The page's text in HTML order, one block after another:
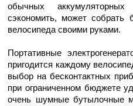
обычных
сэкономить, может собрать
велосипеда своими руками.
Портативные
пригодится каждому
выбор на бесконтактных
при ограниченном бюджете
очень шумные бутылочные